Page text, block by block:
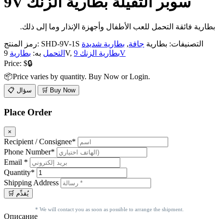
بطارية فائقة التحمل للعب الأطفال وأجهزة الإنذار وما إلى ذلك.
رمز المنتج: SHD-9V-1S التصنيفات: بطارية جافة, بطارية شديدة
التحمل به: بطارية 9V,
بطارية الزنك 9V
Price: $🔒
📦Price varies by quantity. Buy Now or Login.
📋 سؤال 🛒 Buy Now
Place Order
×
Recipient / Consignee*
Phone Number*
Email *
Quantity*
Shipping Address
* We will contact you as soon as possible to arrange the shipment.
Описание